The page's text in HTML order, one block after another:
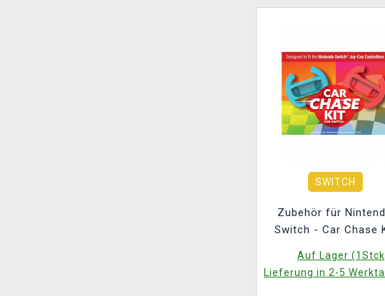
SWITCH
Zubehör für
Switch - Car Chase
Auf Lager
Lieferung in 2-5